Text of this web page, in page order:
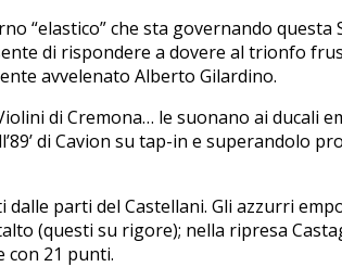
“elastico” che sta governando
di rispondere a dovere al trionfo
avvelenato Alberto Gilardino.
di Cremona… le suonano ai ducali
di Cavion su tap-in e superandolo
parti del Castellani. Gli azzurri
(questi su rigore); nella ripresa
con 21 punti.